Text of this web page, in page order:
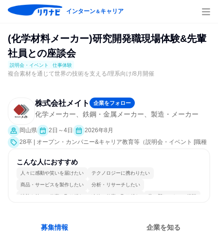
インターン＆キャリア
(化学材料メーカー)研究開発職現場体験&先輩
社員との座談会
説明会・イベント 仕事体験
複合素材を通じて世界の技術を支える/理系向け/8月開催
株式会社メイト 企業をフォロー
化学メーカー、鉄鋼・金属メーカー、製造・メーカー
岡山県 2日～4日
2026年8月
28卒 | オープン・カンパニー&キャリア教育等（説明会・イベント [職種
こんな人におすすめ
人々に感動や笑いを届けたい テクノロジーに携わりたい
商品・サービスを製作したい 分析・リサーチしたい
情熱を持って仕事に取り組む 冷静に仕事に取り組む 常に新しいものに挑戦
募集情報 企業を知る